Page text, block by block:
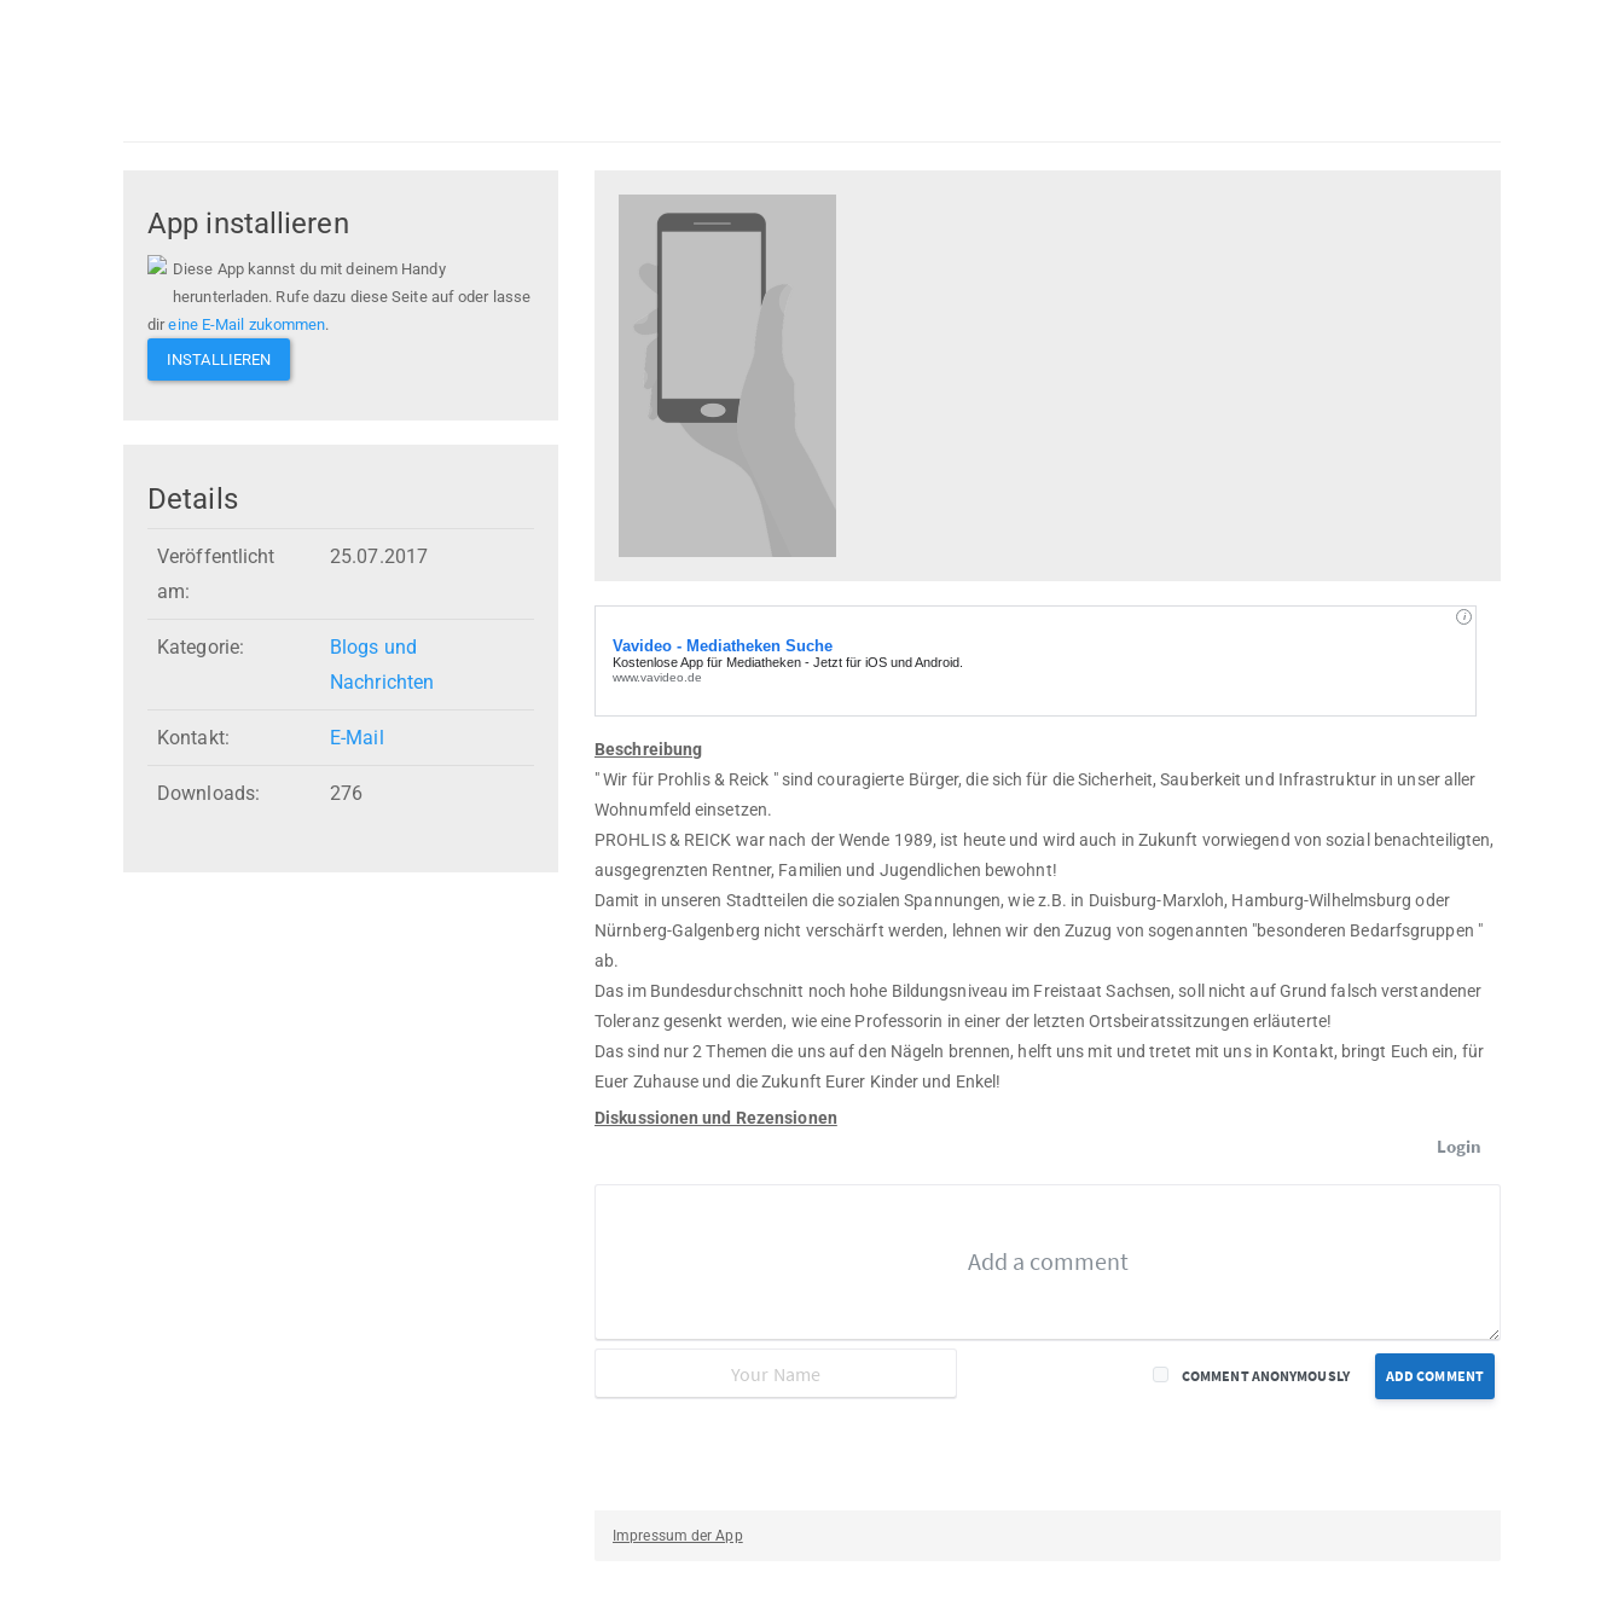
App installieren
Diese App kannst du mit deinem Handy
herunterladen. Rufe dazu diese Seite auf oder lasse
direine E-Mail zukommen.
INSTALLIEREN
Details
Veröffentlicht
am:
25.07.2017
Kategorie:
Blogs und
Nachrichten
Kontakt: E-Mail
Downloads: 276
Beschreibung
" Wir für Prohlis & Reick " sind couragierte Bürger, die sich für die Sicherheit, Sauberkeit und Infrastruktur in unser aller
Wohnumfeld einsetzen.
PROHLIS & REICK war nach der Wende 1989, ist heute und wird auch in Zukunft vorwiegend von sozial benachteiligten,
ausgegrenzten Rentner, Familien und Jugendlichen bewohnt!
Damit in unseren Stadtteilen die sozialen Spannungen, wie z.B. in Duisburg-Marxloh, Hamburg-Wilhelmsburg oder
Nürnberg-Galgenberg nicht verschärft werden, lehnen wir den Zuzug von sogenannten "besonderen Bedarfsgruppen "
ab.
Das im Bundesdurchschnitt noch hohe Bildungsniveau im Freistaat Sachsen, soll nicht auf Grund falsch verstandener
Toleranz gesenkt werden, wie eine Professorin in einer der letzten Ortsbeiratssitzungen erläuterte!
Das sind nur 2 Themen die uns auf den Nägeln brennen, helft uns mit und tretet mit uns in Kontakt, bringt Euch ein, für
Euer Zuhause und die Zukunft Eurer Kinder und Enkel!
Diskussionen und Rezensionen
Login
ADD COMMENT
COMMENT ANONYMOUSLY
Impressum der App